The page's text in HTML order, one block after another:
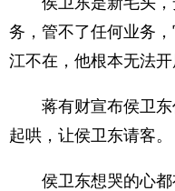
务，管不了任何业务
江不在，他根本无法开
蒋有财宣布侯卫东
起哄，让侯卫东请客。
侯卫东想哭的心都